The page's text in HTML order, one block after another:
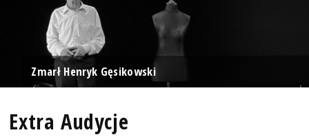
Zmarł Henryk Gęsikowski
Extra Audycje